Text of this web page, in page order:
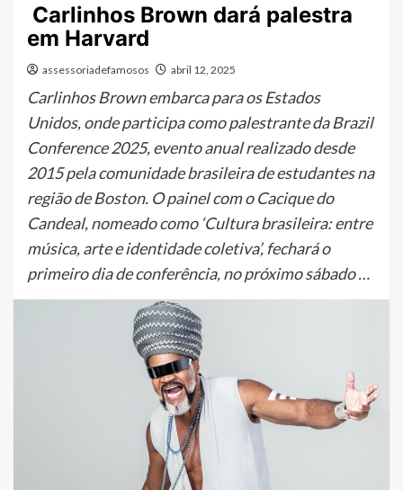
Carlinhos Brown dará palestra
em Harvard
assessoriadefamosos abril 12, 2025
Carlinhos Brown embarca para os Estados
Unidos, onde participa como palestrante da Brazil
Conference 2025, evento anual realizado desde
2015 pela comunidade brasileira de estudantes na
região de Boston. O painel com o Cacique do
Candeal, nomeado como ‘Cultura brasileira: entre
música, arte e identidade coletiva’, fechará o
primeiro dia de conferência, no próximo sábado …